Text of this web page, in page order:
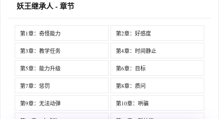
妖王继承人 - 章节
第1章：奇怪能力 第2章：好感度
第3章：教学任务 第4章：时间静止
第5章：能力升级 第6章：目标
第7章：惩罚 第8章：质问
第9章：无法动弹 第10章：哄骗